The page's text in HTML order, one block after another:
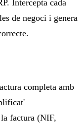
Intercepta cada
de negoci i genera
completa amb
la factura (NIF,